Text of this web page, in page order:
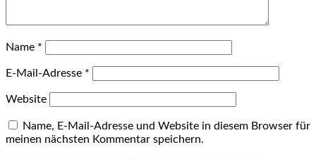
Name *
E-Mail-Adresse *
Website
Name, E-Mail-Adresse und Website in diesem Browser für
meinen nächsten Kommentar speichern.